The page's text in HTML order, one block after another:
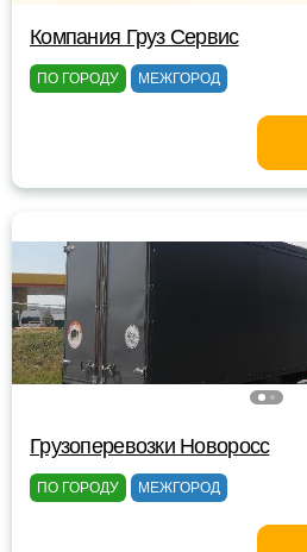
Компания Груз Сервис
ПО ГОРОДУ МЕЖГОРОД
Грузоперевозки Новоросс
ПО ГОРОДУ МЕЖГОРОД